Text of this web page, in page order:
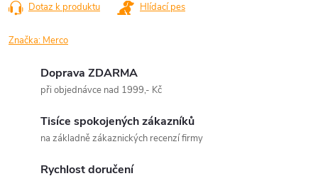
Dotaz k produktu Hlídací pes
Značka: Merco
Doprava ZDARMA
při objednávce nad 1999,- Kč
Tisíce spokojených zákazníků
na základně zákaznických recenzí firmy
Rychlost doručení